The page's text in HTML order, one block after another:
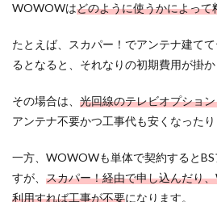
WOWOWはどのように使うかによって
たとえば、スカパー！でアンテナ建て
るとなると、それなりの初期費用が掛か
その場合は、 光回線のテレビオプショ
アンテナ不要かつ工事代も安くなったり
一方、WOWOWも単体で契約すると
すが、 スカパー！経由で申し込んだり
利用すれば工事が不要になります。